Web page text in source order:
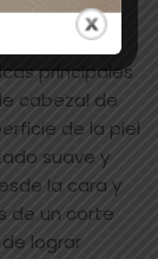
principales
cabezal de
de la piel
suave y
la cara y
de un corte
lograr